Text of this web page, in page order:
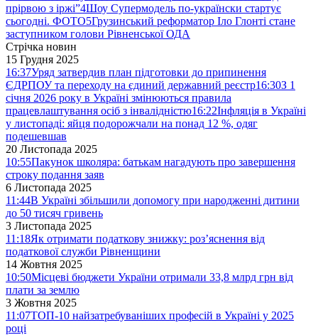
прірвою з іржі”4Шоу Супермодель по-українски стартує
сьогодні. ФОТО5Грузинський реформатор Іло Глонті стане
заступником голови Рівненської ОДА
Стрічка новин
15 Грудня 2025
16:37Уряд затвердив план підготовки до припинення
ЄДРПОУ та переходу на єдиний державний реєстр16:30З 1
січня 2026 року в Україні змінюються правила
працевлаштування осіб з інвалідністю16:22Інфляція в Україні
у листопаді: яйця подорожчали на понад 12 %, одяг
подешевшав
20 Листопада 2025
10:55Пакунок школяра: батькам нагадують про завершення
строку подання заяв
6 Листопада 2025
11:44В Україні збільшили допомогу при народженні дитини
до 50 тисяч гривень
3 Листопада 2025
11:18Як отримати податкову знижку: роз’яснення від
податкової служби Рівненщини
14 Жовтня 2025
10:50Місцеві бюджети України отримали 33,8 млрд грн від
плати за землю
3 Жовтня 2025
11:07ТОП-10 найзатребуваніших професій в Україні у 2025
році